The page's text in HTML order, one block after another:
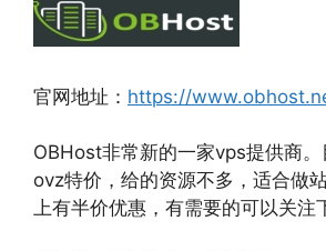
官网地址： https://
OBHost非常新的一家vps提供商。
ovz特价，给的资源不多，适合做
上有半价优惠，有需要的可以关注